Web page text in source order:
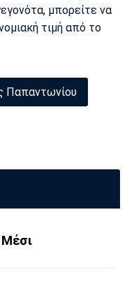
μπορείτε να
τιμή από το
Παπαντωνίου